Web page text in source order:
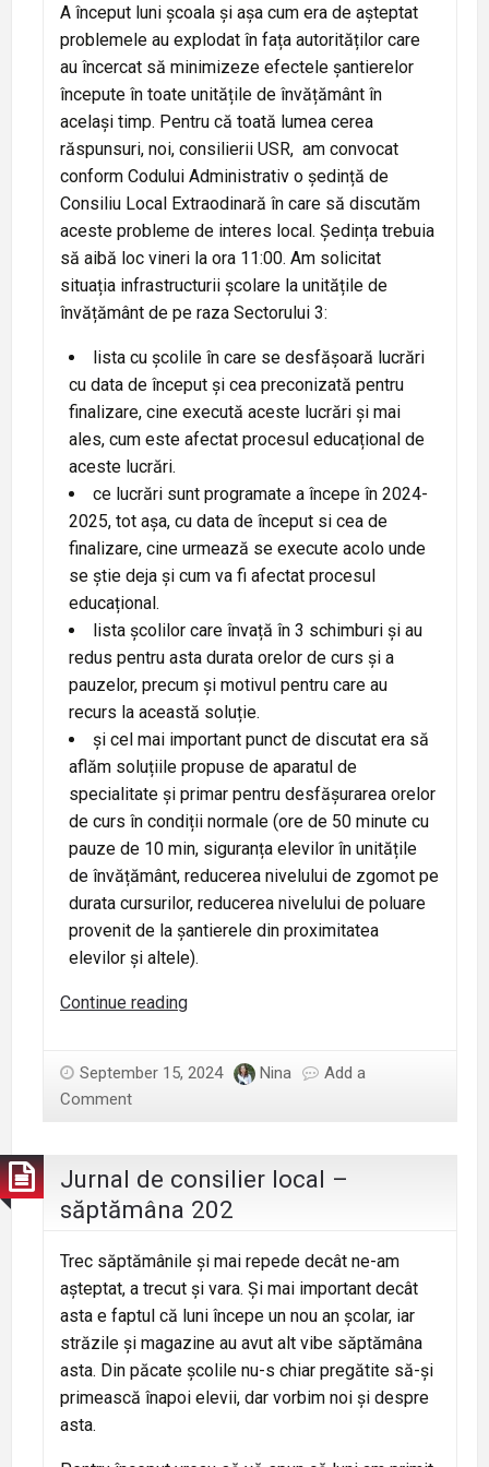
A început luni școala și așa cum era de așteptat
problemele au explodat în fața autorităților care
au încercat să minimizeze efectele șantierelor
începute în toate unitățile de învățământ în
același timp. Pentru că toată lumea cerea
răspunsuri, noi, consilierii USR, am convocat
conform Codului Administrativ o ședință de
Consiliu Local Extraodinară în care să discutăm
aceste probleme de interes local. Ședința trebuia
să aibă loc vineri la ora 11:00. Am solicitat
situația infrastructurii școlare la unitățile de
învățământ de pe raza Sectorului 3:
lista cu școlile în care se desfășoară lucrări
cu data de început și cea preconizată pentru
finalizare, cine execută aceste lucrări și mai
ales, cum este afectat procesul educațional de
aceste lucrări.
ce lucrări sunt programate a începe în 2024-
2025, tot așa, cu data de început si cea de
finalizare, cine urmează se execute acolo unde
se știe deja și cum va fi afectat procesul
educațional.
lista școlilor care învață în 3 schimburi și au
redus pentru asta durata orelor de curs și a
pauzelor, precum și motivul pentru care au
recurs la această soluție.
și cel mai important punct de discutat era să
aflăm soluțiile propuse de aparatul de
specialitate și primar pentru desfășurarea orelor
de curs în condiții normale (ore de 50 minute cu
pauze de 10 min, siguranța elevilor în unitățile
de învățământ, reducerea nivelului de zgomot pe
durata cursurilor, reducerea nivelului de poluare
provenit de la șantierele din proximitatea
elevilor și altele).
Continue readingJurnal
local
September 15, 2024 Nina
Add a
Comment
Jurnal de consilier local –
săptămâna 202
Trec săptămânile și mai repede decât ne-am
așteptat, a trecut și vara. Și mai important decât
asta e faptul că luni începe un nou an școlar, iar
străzile și magazine au avut alt vibe săptămâna
asta. Din păcate școlile nu-s chiar pregătite să-și
primească înapoi elevii, dar vorbim noi și despre
asta.